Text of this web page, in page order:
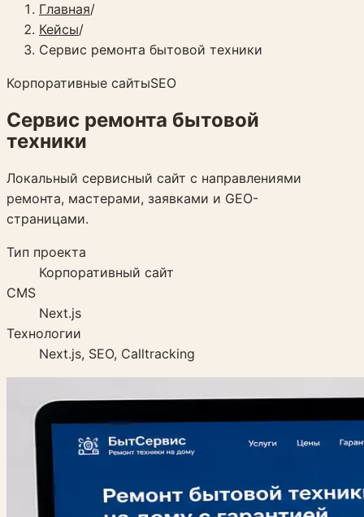
Главная/
Кейсы/
Сервис ремонта бытовой техники
Корпоративные сайтыSEO
Сервис ремонта бытовой
техники
Локальный сервисный сайт с направлениями
ремонта, мастерами, заявками и GEO-
страницами.
Тип проекта
Корпоративный сайт
CMS
Next.js
Технологии
Next.js, SEO, Calltracking